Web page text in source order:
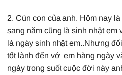
2. Cún con của anh. Hôm nay
sang năm cũng là sinh nhật em
là ngày sinh nhật em..Nhưng
tốt lành đến với em hàng ngày
ngày trong suốt cuộc đời này